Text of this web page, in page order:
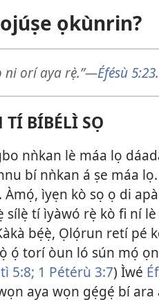
ọkùnrin?
ni orí aya rẹ̀.”—Éfésù 5:23.
TÍ BÍBÉLÌ SỌ
nǹkan lè máa lọ
bí nǹkan á ṣe máa
Àmọ́, ìyẹn kò sọ ọ di
sílẹ̀ tí ìyàwó rẹ̀ kò fi ní
bẹ́ẹ̀, Ọlọ́run retí pé
ọ́ torí òun ló sún mọ́
5:8; 1 Pétérù 3:7) Ìwé
aya wọn gẹ́gẹ́ bí